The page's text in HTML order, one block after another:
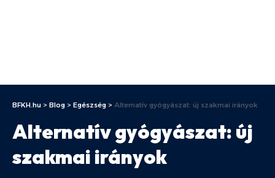
BFKH.hu > Blog > Egészség > Alternatív gyógyászat: új szakmai irányok
Alternatív gyógyászat: új
szakmai irányok